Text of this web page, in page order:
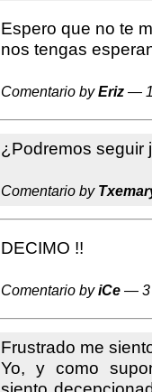
Espero que no te
nos tengas
Comentario byEriz —
¿Podremos seguir
Comentario by
DECIMO !!
Comentario byiCe — 3
Frustrado me
Yo, y como